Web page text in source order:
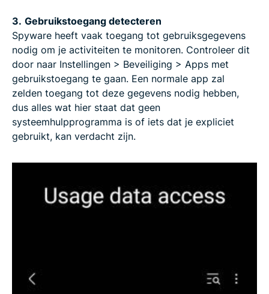
3. Gebruikstoegang detecteren
Spyware heeft vaak toegang tot gebruiksgegevens
nodig om je activiteiten te monitoren. Controleer dit
door naar Instellingen > Beveiliging > Apps met
gebruikstoegang te gaan. Een normale app zal
zelden toegang tot deze gegevens nodig hebben,
dus alles wat hier staat dat geen
systeemhulpprogramma is of iets dat je expliciet
gebruikt, kan verdacht zijn.